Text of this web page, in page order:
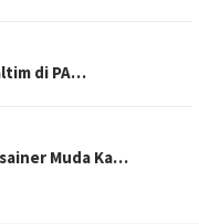
di PA…
Muda Ka…